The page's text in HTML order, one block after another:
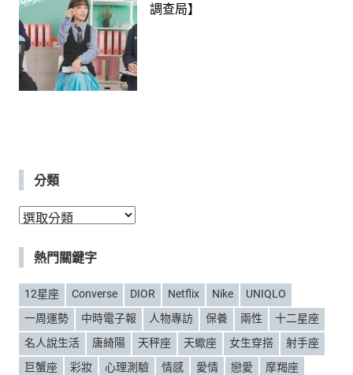
調查局】
分類
分
熱門關鍵字
12星座 Converse DIOR Netflix Nike
UNIQLO
一周運勢
中時電子報 人物專訪 保養 兩性
十二星座
名人說生活
唐綺陽 天秤座 天蠍座 女生穿搭
射手座
巨蟹座
彩妝 心理測驗 情感 愛情 戀愛
摩羯座